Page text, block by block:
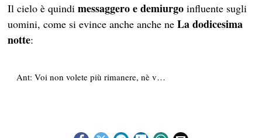
Il cielo è quindimessaggero e demiurgoinfluente sugli
uomini, come si evince anche anche neLa dodicesima
notte:
Ant: Voi non volete più rimanere, nè v…